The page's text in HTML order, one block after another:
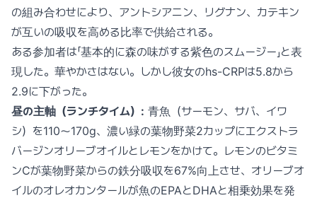
の組み合わせにより、アントシアニン、リグナン、カテキン
が互いの吸収を高める比率で供給される。
ある参加者は「基本的に森の味がする紫色のスムージー」と表
現した。華やかさはない。しかし彼女のhs-CRPは5.8から
2.9に下がった。
昼の主軸（ランチタイム）: 青魚（サーモン、サバ、イワ
シ）を110〜170g、濃い緑の葉物野菜2カップにエクストラ
バージンオリーブオイルとレモンをかけて。レモンのビタミ
ンCが葉物野菜からの鉄分吸収を67%向上させ、オリーブオ
イルのオレオカンタールが魚のEPAとDHAと相乗効果を発